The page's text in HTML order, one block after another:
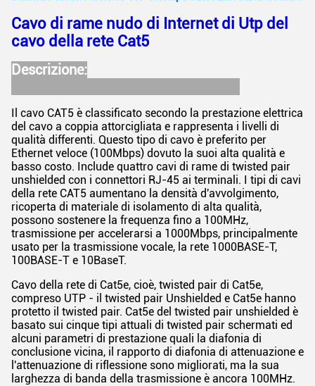
Cavo di rame nudo di Internet di Utp del
cavo della rete Cat5
Descrizione:
Il cavo CAT5 è classificato secondo la prestazione elettrica
del cavo a coppia attorcigliata e rappresenta i livelli di
qualità differenti. Questo tipo di cavo è preferito per
Ethernet veloce (100Mbps) dovuto la suoi alta qualità e
basso costo. Include quattro cavi di rame di twisted pair
unshielded con i connettori RJ-45 ai terminali. I tipi di cavi
della rete CAT5 aumentano la densità d'avvolgimento,
ricoperta di materiale di isolamento di alta qualità,
possono sostenere la frequenza fino a 100MHz,
trasmissione per accelerarsi a 1000Mbps, principalmente
usato per la trasmissione vocale, la rete 1000BASE-T,
100BASE-T e 10BaseT.
Cavo della rete di Cat5e, cioè, twisted pair di Cat5e,
compreso UTP - il twisted pair Unshielded e Cat5e hanno
protetto il twisted pair. Cat5e del twisted pair unshielded è
basato sui cinque tipi attuali di twisted pair schermati ed
alcuni parametri di prestazione quali la diafonia di
conclusione vicina, il rapporto di diafonia di attenuazione e
l'attenuazione di riflessione sono migliorati, ma la sua
larghezza di banda della trasmissione è ancora 100MHz.